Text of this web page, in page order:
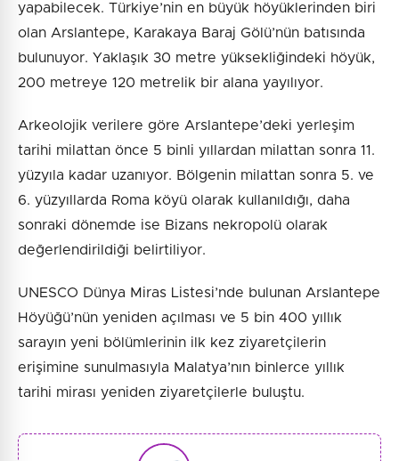
yapabilecek. Türkiye’nin en büyük höyüklerinden biri
olan Arslantepe, Karakaya Baraj Gölü’nün batısında
bulunuyor. Yaklaşık 30 metre yüksekliğindeki höyük,
200 metreye 120 metrelik bir alana yayılıyor.
Arkeolojik verilere göre Arslantepe’deki yerleşim
tarihi milattan önce 5 binli yıllardan milattan sonra 11.
yüzyıla kadar uzanıyor. Bölgenin milattan sonra 5. ve
6. yüzyıllarda Roma köyü olarak kullanıldığı, daha
sonraki dönemde ise Bizans nekropolü olarak
değerlendirildiği belirtiliyor.
UNESCO Dünya Miras Listesi’nde bulunan Arslantepe
Höyüğü’nün yeniden açılması ve 5 bin 400 yıllık
sarayın yeni bölümlerinin ilk kez ziyaretçilerin
erişimine sunulmasıyla Malatya’nın binlerce yıllık
tarihi mirası yeniden ziyaretçilerle buluştu.